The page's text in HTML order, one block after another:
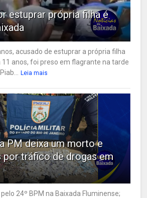
estuprar própria filha é
acusado de estuprar a própria filha
11 anos, foi preso em flagrante na tarde
Leia mais
PM deixa um morto e
por tráfico de drogas em
24º BPM na Baixada Fluminense;